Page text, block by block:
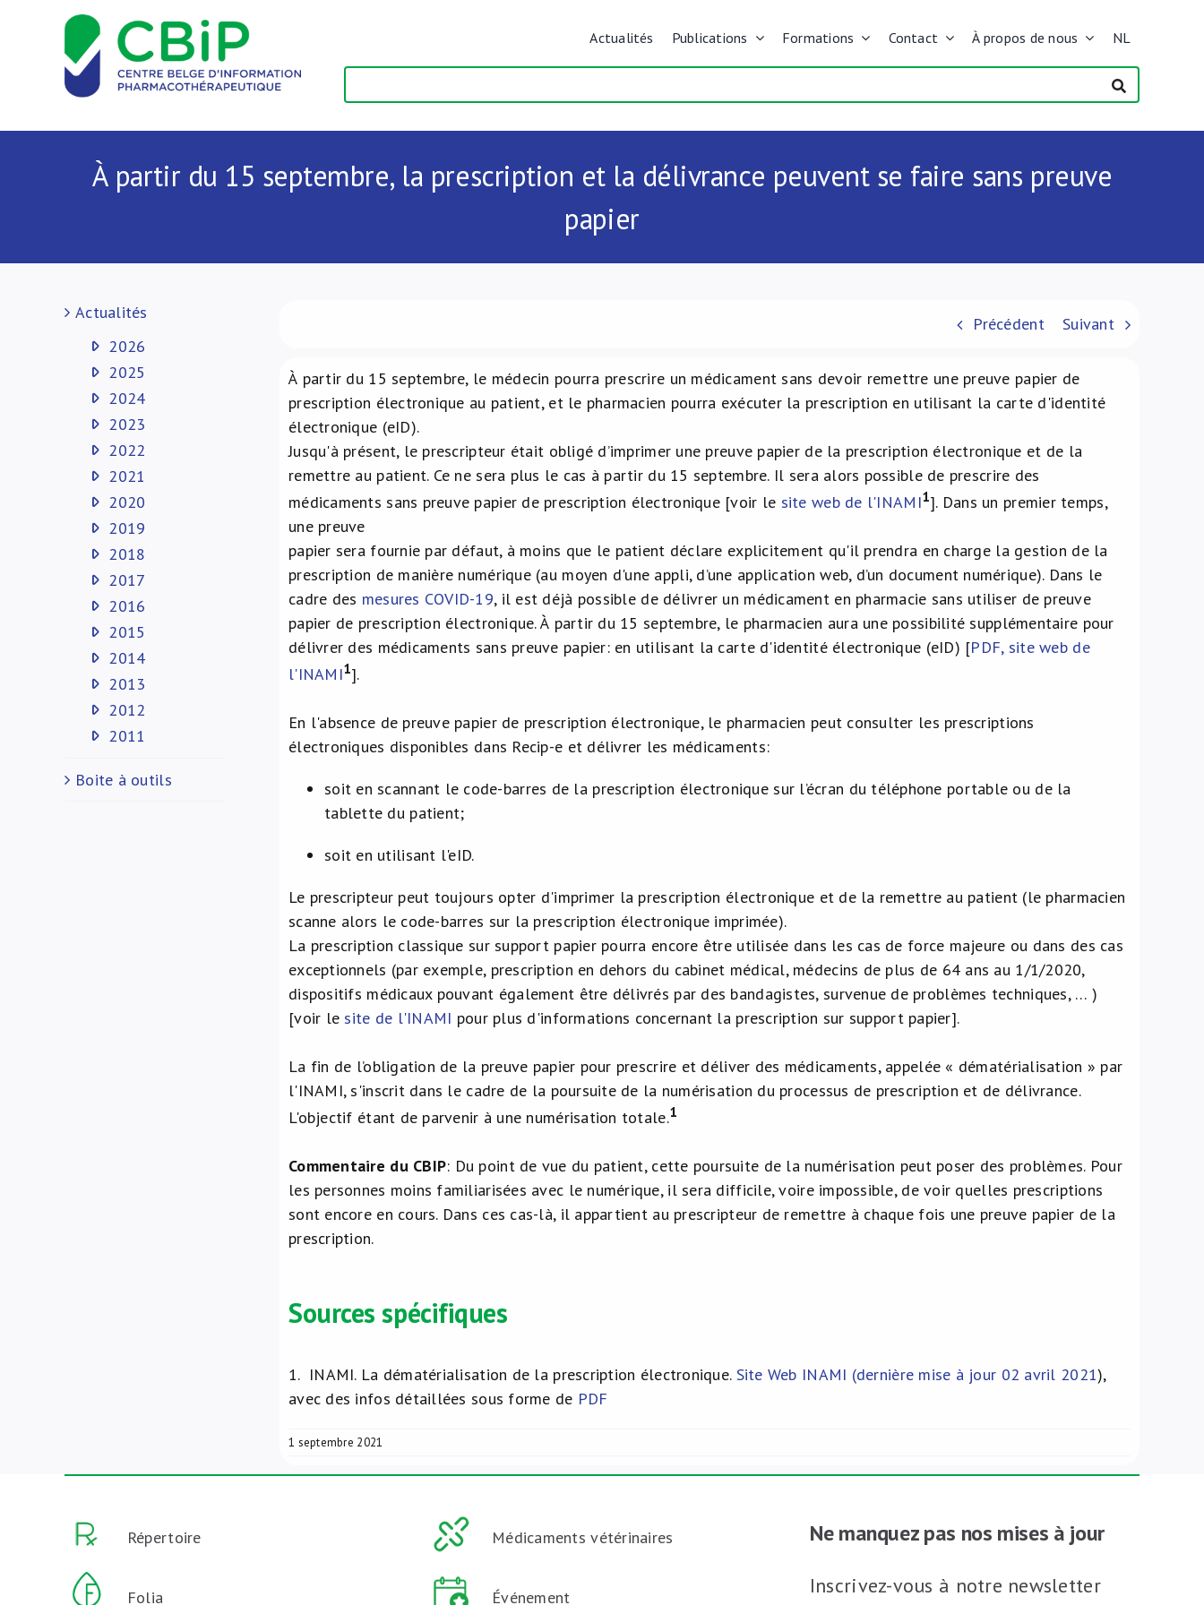
Actualités Publications Formations Contact À propos de nous NL
À partir du 15 septembre, la prescription et la délivrance peuvent se faire sans preuve
papier
Précédent Suivant
À partir du 15 septembre, le médecin pourra prescrire un médicament sans devoir remettre une preuve papier de
prescription électronique au patient, et le pharmacien pourra exécuter la prescription en utilisant la carte d'identité
électronique (eID).
Jusqu'à présent, le prescripteur était obligé d’imprimer une preuve papier de la prescription électronique et de la
remettre au patient. Ce ne sera plus le cas à partir du 15 septembre. Il sera alors possible de prescrire des
médicaments sans preuve papier de prescription électronique [voir le site web de l'INAMI1]. Dans un premier temps,
une preuve
papier sera fournie par défaut, à moins que le patient déclare explicitement qu'il prendra en charge la gestion de la
prescription de manière numérique (au moyen d'une appli, d’une application web, d’un document numérique). Dans le
cadre des mesures COVID-19, il est déjà possible de délivrer un médicament en pharmacie sans utiliser de preuve
papier de prescription électronique. À partir du 15 septembre, le pharmacien aura une possibilité supplémentaire pour
délivrer des médicaments sans preuve papier: en utilisant la carte d'identité électronique (eID) [PDF, site web de
l'INAMI1].
En l'absence de preuve papier de prescription électronique, le pharmacien peut consulter les prescriptions
électroniques disponibles dans Recip-e et délivrer les médicaments:
soit en scannant le code-barres de la prescription électronique sur l’écran du téléphone portable ou de la
tablette du patient;
soit en utilisant l'eID.
Le prescripteur peut toujours opter d'imprimer la prescription électronique et de la remettre au patient (le pharmacien
scanne alors le code-barres sur la prescription électronique imprimée).
La prescription classique sur support papier pourra encore être utilisée dans les cas de force majeure ou dans des cas
exceptionnels (par exemple, prescription en dehors du cabinet médical, médecins de plus de 64 ans au 1/1/2020,
dispositifs médicaux pouvant également être délivrés par des bandagistes, survenue de problèmes techniques, … )
[voir le site de l'INAMI pour plus d'informations concernant la prescription sur support papier].
La fin de l’obligation de la preuve papier pour prescrire et déliver des médicaments, appelée « dématérialisation » par
l'INAMI, s'inscrit dans le cadre de la poursuite de la numérisation du processus de prescription et de délivrance.
L'objectif étant de parvenir à une numérisation totale.1
Commentaire du CBIP: Du point de vue du patient, cette poursuite de la numérisation peut poser des problèmes. Pour
les personnes moins familiarisées avec le numérique, il sera difficile, voire impossible, de voir quelles prescriptions
sont encore en cours. Dans ces cas-là, il appartient au prescripteur de remettre à chaque fois une preuve papier de la
prescription.
Sources spécifiques
1. INAMI. La dématérialisation de la prescription électronique. Site Web INAMI (dernière mise à jour 02 avril 2021),
avec des infos détaillées sous forme de PDF
1 septembre 2021
Actualités
2026
2025
2024
2023
2022
2021
2020
2019
2018
2017
2016
2015
2014
2013
2012
2011
Boite à outils
Répertoire Médicaments vétérinaires
Folia Événement
Ne manquez pas nos mises à jour
Inscrivez-vous à notre newsletter